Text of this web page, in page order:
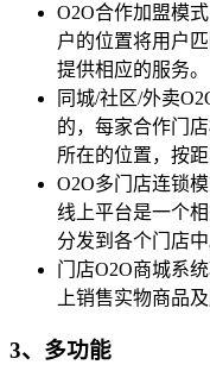
O2O合作加盟模
户的位置将用户
提供相应的服务。
同城/社区/外卖
的，每家合作门
所在的位置，按
O2O多门店连锁
线上平台是一个
分发到各个门店中
门店O2O商城系
上销售实物商品
3、多功能